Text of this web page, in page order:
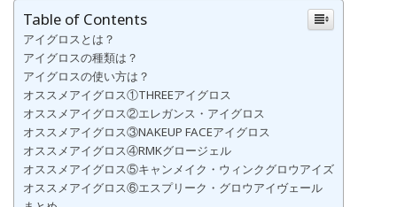
Table of Contents
アイグロスとは？
アイグロスの種類は？
アイグロスの使い方は？
オススメアイグロス①THREEアイグロス
オススメアイグロス②エレガンス・アイグロス
オススメアイグロス③NAKEUP FACEアイグロス
オススメアイグロス④RMKグロージェル
オススメアイグロス⑤キャンメイク・ウィンクグロウアイズ
オススメアイグロス⑥エスプリーク・グロウアイヴェール